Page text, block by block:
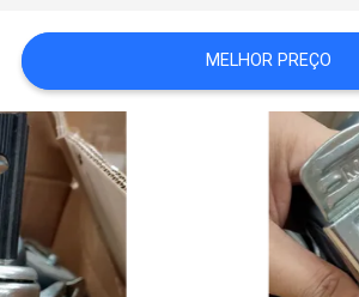
MAPA
DO
SITE
PRIVACY
POLICY
MELHOR PREÇO